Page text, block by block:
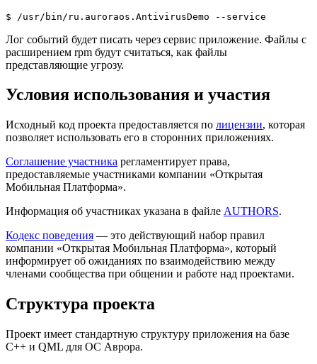
$ /usr/bin/ru.auroraos.AntivirusDemo --service
Лог событий будет писать через сервис приложение. Файлы с
расширением rpm будут считаться, как файлы
представляющие угрозу.
Условия использования и участия
Исходный код проекта предоставляется по лицензии, которая
позволяет использовать его в сторонних приложениях.
Соглашение участника регламентирует права,
предоставляемые участниками компании «Открытая
Мобильная Платформа».
Информация об участниках указана в файле AUTHORS.
Кодекс поведения — это действующий набор правил
компании «Открытая Мобильная Платформа», который
информирует об ожиданиях по взаимодействию между
членами сообщества при общении и работе над проектами.
Структура проекта
Проект имеет стандартную структуру приложения на базе
C++ и QML для ОС Аврора.